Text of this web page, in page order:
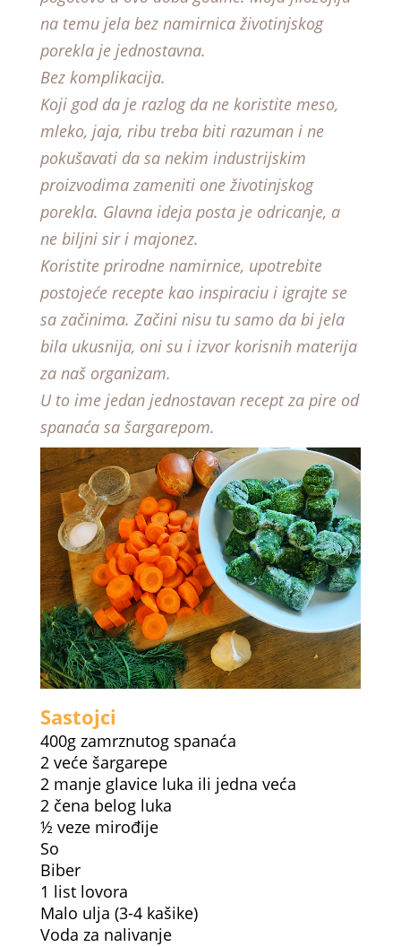
na temu jela bez namirnica životinjskog
porekla je jednostavna.
Bez komplikacija.
Koji god da je razlog da ne koristite meso,
mleko, jaja, ribu treba biti razuman i ne
pokušavati da sa nekim industrijskim
proizvodima zameniti one životinjskog
porekla. Glavna ideja posta je odricanje, a
ne biljni sir i majonez.
Koristite prirodne namirnice, upotrebite
postojeće recepte kao inspiraciu i igrajte se
sa začinima. Začini nisu tu samo da bi jela
bila ukusnija, oni su i izvor korisnih materija
za naš organizam.
U to ime jedan jednostavan recept za pire od
spanaća sa šargarepom.
Sastojci
400g zamrznutog spanaća
2 veće šargarepe
2 manje glavice luka ili jedna veća
2 čena belog luka
½ veze mirođije
So
Biber
1 list lovora
Malo ulja (3-4 kašike)
Voda za nalivanje